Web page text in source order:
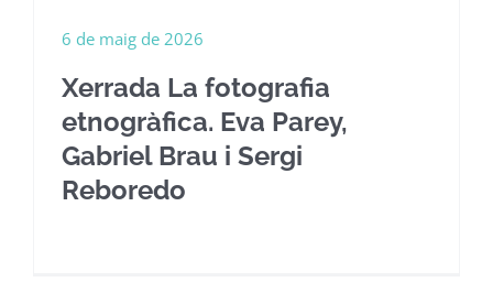
Xerrada La fotografia
etnogràfica. Eva Parey,
Gabriel Brau i Sergi
Reboredo
6 de maig de 2026